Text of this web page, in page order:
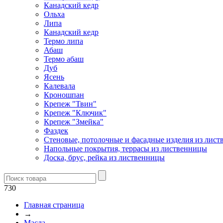
Канадский кедр
Ольха
Липа
Канадский кедр
Термо липа
Абаш
Термо абаш
Дуб
Ясень
Калевала
Кроношпан
Крепеж "Твин"
Крепеж "Ключик"
Крепеж "Змейка"
Фаздек
Стеновые, потолочные и фасадные изделия из
Напольные покрытия, террасы из лиственницы
Доска, брус, рейка из лиственницы
730
Главная страница
→